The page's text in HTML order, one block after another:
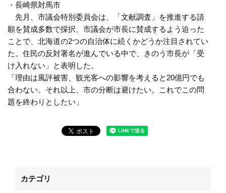
・長崎県対馬市
先月、市議会特別委員会は、「文献調査」を推進する請
願を賛成多数で採択、市議会が市長に賛成するよう迫った
ことで、北海道の2つの自治体に続くかどうか注目されてい
た。住民の反対署名が進んでいる中で、きのう市長が「受
け入れない」と表明した。
「理由は風評被害、観光客への影響を考えると20億円でも
合わない。それ以上、市の分断は避けたい。これでこの問
題を終わりとしたい」
カテゴリ